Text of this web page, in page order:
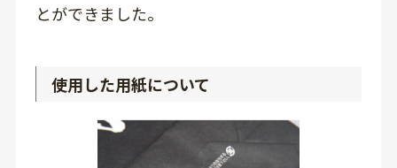
とができました。
使用した用紙について